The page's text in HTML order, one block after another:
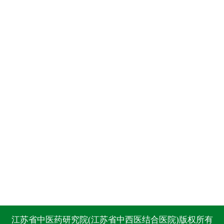
江苏省中医药研究院(江苏省中西医结合医院)版权所有